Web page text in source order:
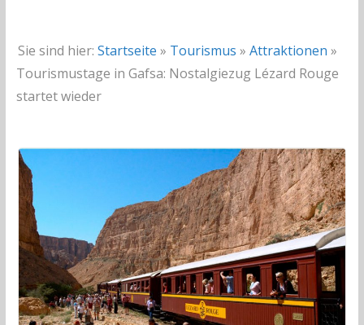
Sie sind hier: Startseite » Tourismus » Attraktionen »
Tourismustage in Gafsa: Nostalgiezug Lézard Rouge
startet wieder